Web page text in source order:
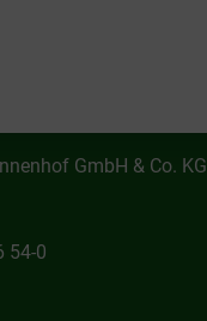
GmbH & Co. KG
54-0